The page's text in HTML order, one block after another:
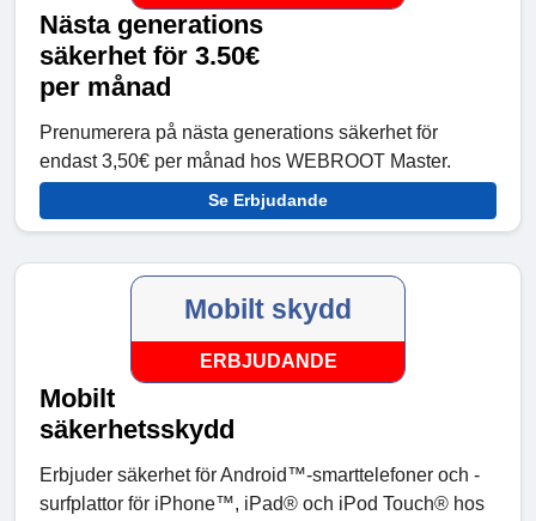
Nästa generations
säkerhet för 3.50€
per månad
Prenumerera på nästa generations säkerhet för
endast 3,50€ per månad hos WEBROOT Master.
Se Erbjudande
Mobilt skydd
ERBJUDANDE
Mobilt
säkerhetsskydd
Erbjuder säkerhet för Android™-smarttelefoner och -
surfplattor för iPhone™, iPad® och iPod Touch® hos